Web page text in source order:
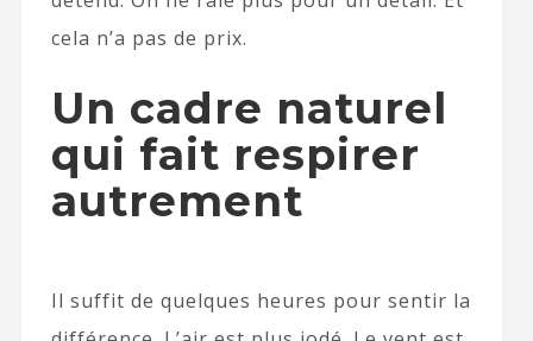
cela n’a pas de prix.
Un cadre naturel
qui fait respirer
autrement
Il suffit de quelques heures pour sentir la